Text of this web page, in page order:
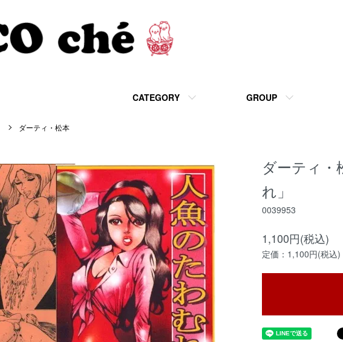
CATEGORY GROUP
ダーティ・松本
ダーティ・
れ」
0039953
1,100円(税込)
定価：1,100円(税込)